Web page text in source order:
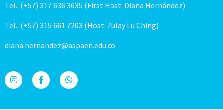
Tel.: (+57) 317 636 3635 (First Host: Diana Hernández)
Tel.: (+57) 315 661 7203 (Host: Zulay Lu Ching)
diana.hernandez@aspaen.edu.co